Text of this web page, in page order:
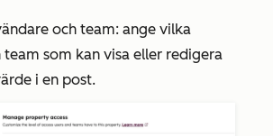
och team: ange vilka
team som kan visa eller redigera
i en post.